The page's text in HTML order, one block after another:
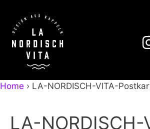
Inhalt
springen
Home › LA-NORDISCH-VITA-
LA-NORDISCH-